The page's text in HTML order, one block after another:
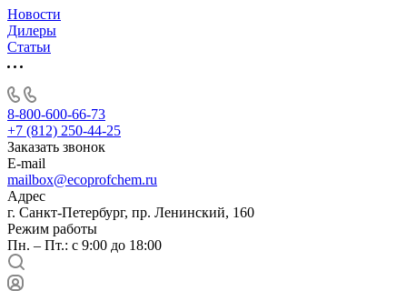
Новости
Дилеры
Статьи
8-800-600-66-73
+7 (812) 250-44-25
Заказать звонок
E-mail
mailbox@ecoprofchem.ru
Адрес
г. Санкт-Петербург, пр. Ленинский, 160
Режим работы
Пн. – Пт.: с 9:00 до 18:00